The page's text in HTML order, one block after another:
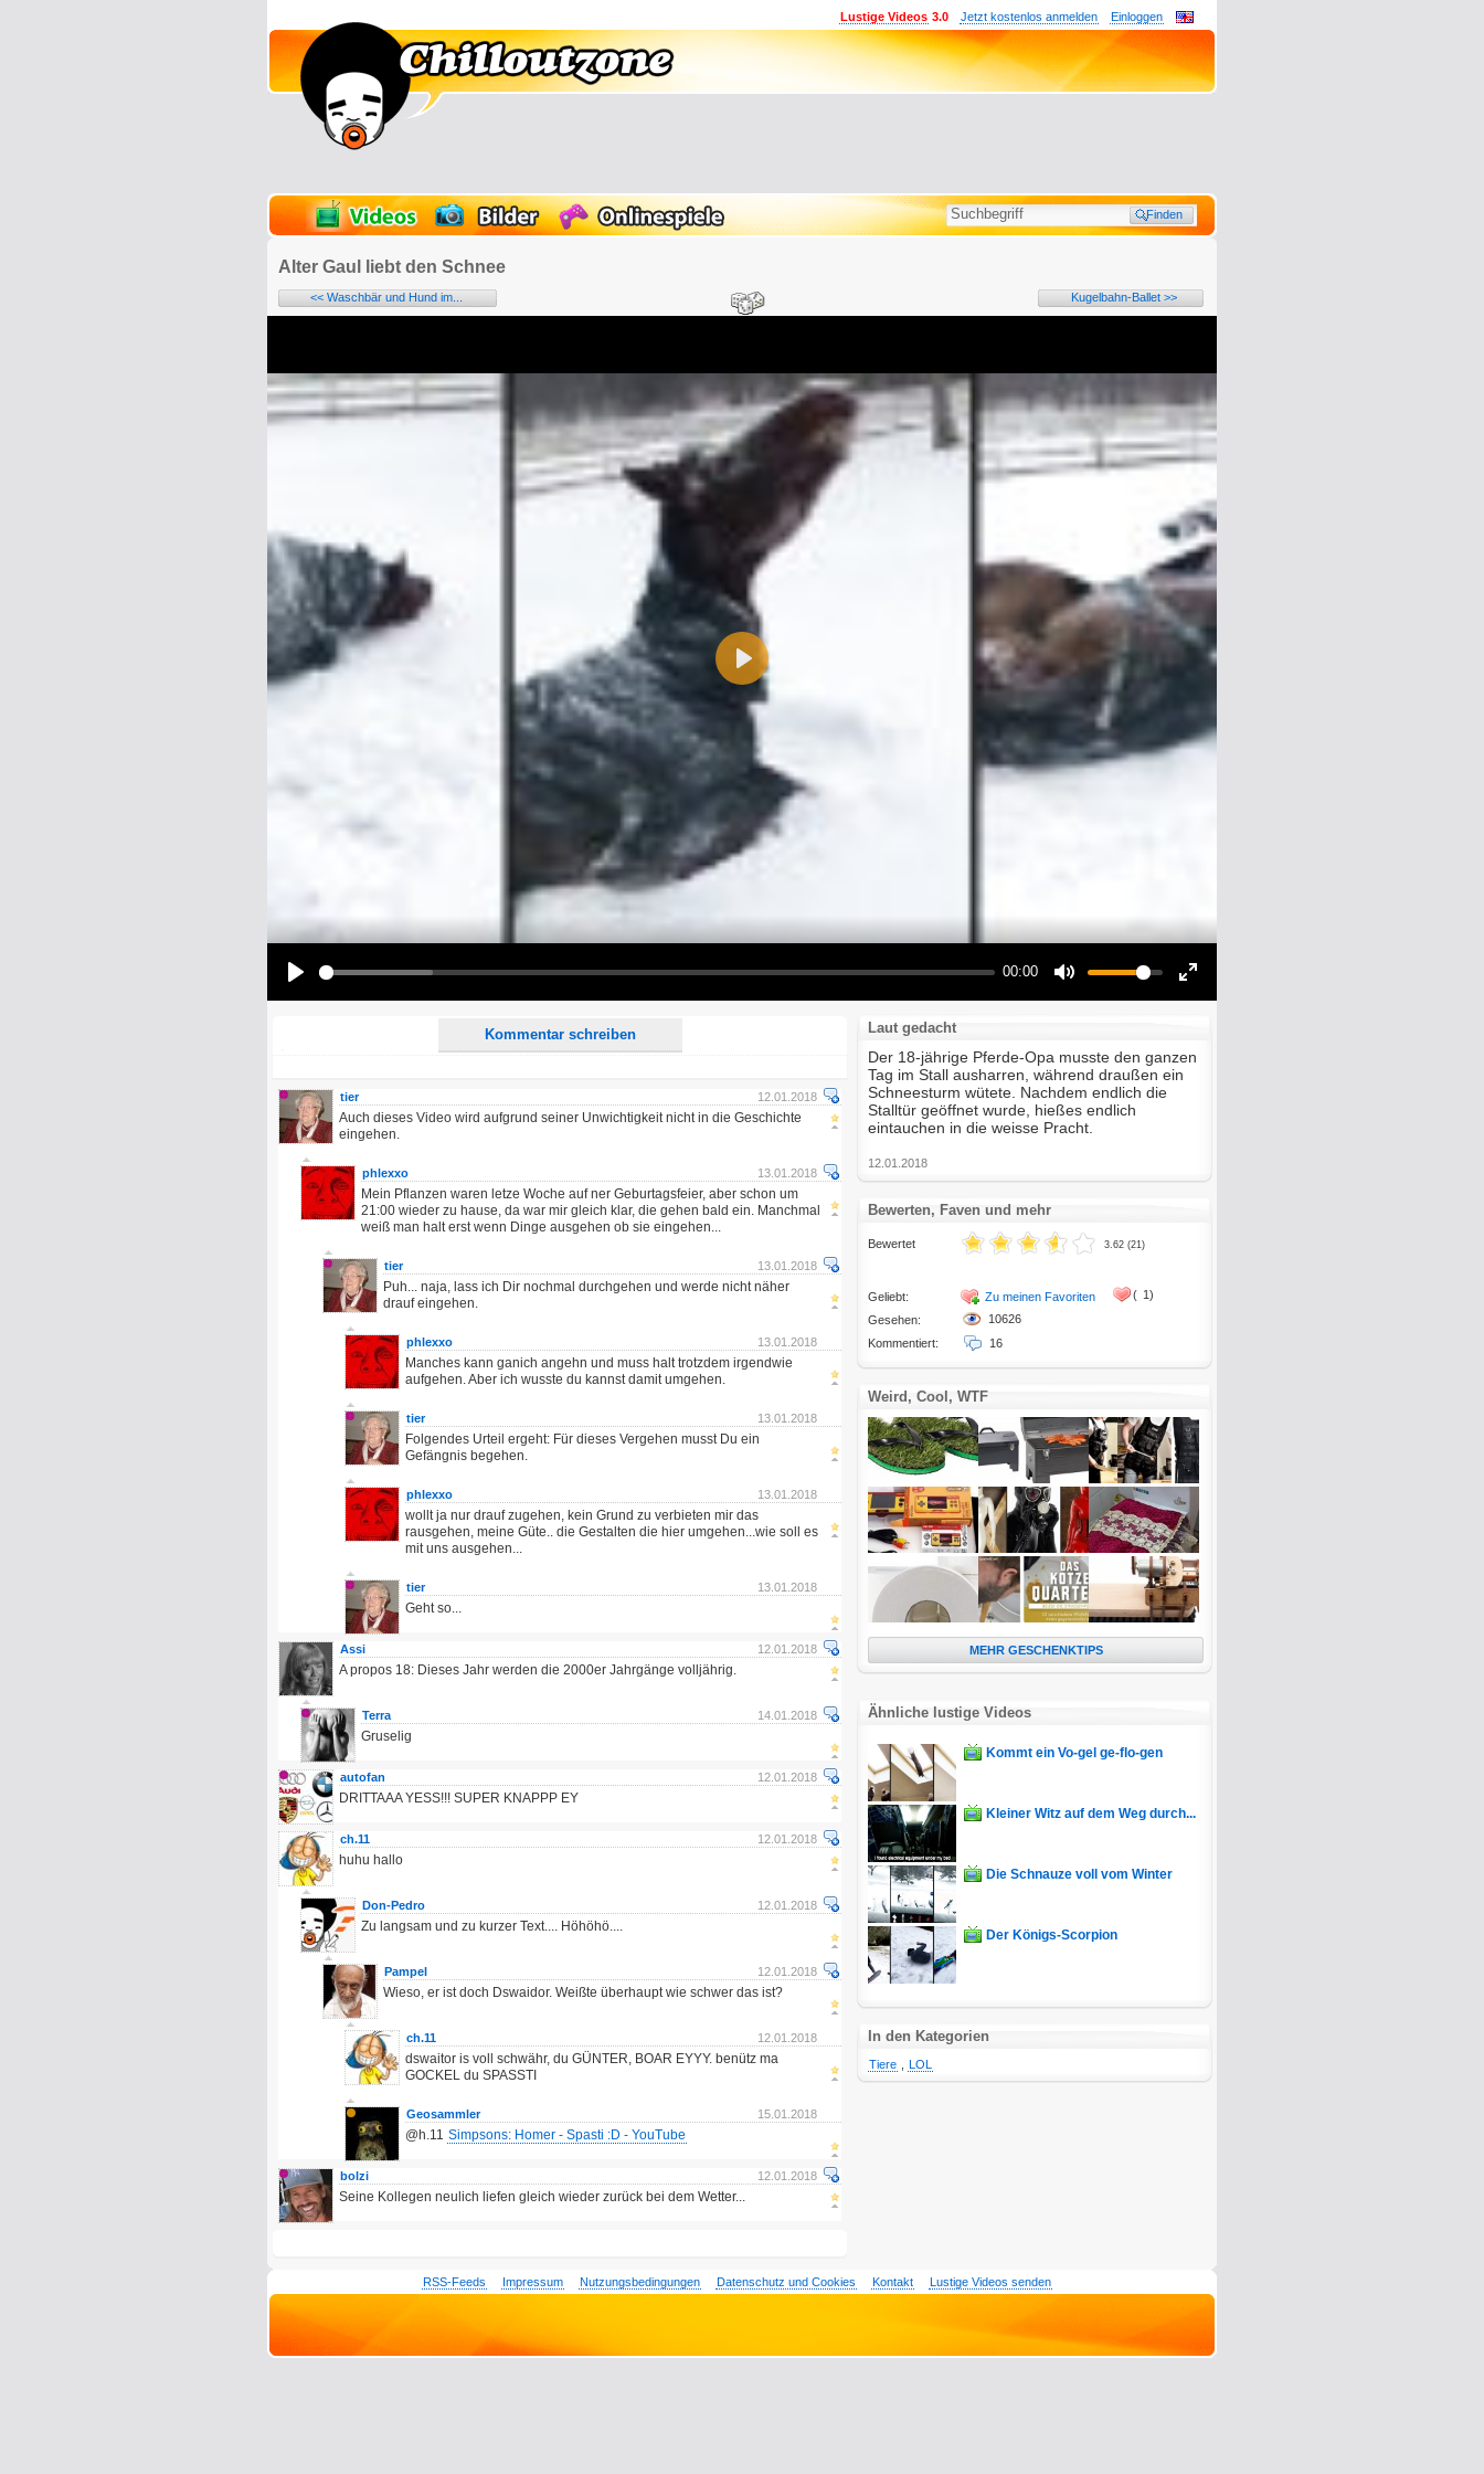
Einloggen
Jetzt kostenlos anmelden
Lustige Videos 3.0
Alter Gaul liebt den Schnee
<< Waschbär und Hund im... Kugelbahn-Ballet >>
00:00
Play
Kommentar schreiben
Alle HTML-Tags außer <br>, <strike> und <i> werden aus Deinem Kommentar entfernt.
URLs werden automatisch umgewandelt. Bitte verwende "www." oder "http://" in URLs
Ich möchte eine E-Mail, wenn auf dieser Seite weitere Kommentare erscheinen.
12.01.2018
tier
Auch dieses Video wird aufgrund seiner Unwichtigkeit nicht in die Geschichte
eingehen.
13.01.2018
phlexxo
Mein Pflanzen waren letze Woche auf ner Geburtagsfeier, aber schon um
21:00 wieder zu hause, da war mir gleich klar, die gehen bald ein. Manchmal
weiß man halt erst wenn Dinge ausgehen ob sie eingehen...
13.01.2018
tier
Puh... naja, lass ich Dir nochmal durchgehen und werde nicht näher
drauf eingehen.
13.01.2018
phlexxo
Manches kann ganich angehn und muss halt trotzdem irgendwie
aufgehen. Aber ich wusste du kannst damit umgehen.
13.01.2018
tier
Folgendes Urteil ergeht: Für dieses Vergehen musst Du ein
Gefängnis begehen.
13.01.2018
phlexxo
wollt ja nur drauf zugehen, kein Grund zu verbieten mir das
rausgehen, meine Güte.. die Gestalten die hier umgehen...wie soll es
mit uns ausgehen...
13.01.2018
tier
Geht so...
12.01.2018
Assi
A propos 18: Dieses Jahr werden die 2000er Jahrgänge volljährig.
14.01.2018
Terra
Gruselig
12.01.2018
autofan
DRITTAAA YESS!!! SUPER KNAPPP EY
12.01.2018
ch.11
huhu hallo
12.01.2018
Don-Pedro
Zu langsam und zu kurzer Text.... Höhöhö....
12.01.2018
Pampel
Wieso, er ist doch Dswaidor. Weißte überhaupt wie schwer das ist?
12.01.2018
ch.11
dswaitor is voll schwähr, du GÜNTER, BOAR EYYY. benütz ma
GOCKEL du SPASSTI
15.01.2018
Geosammler
@h.11 Simpsons: Homer - Spasti :D - YouTube
12.01.2018
bolzi
Seine Kollegen neulich liefen gleich wieder zurück bei dem Wetter...
Laut gedacht
Der 18-jährige Pferde-Opa musste den ganzen
Tag im Stall ausharren, während draußen ein
Schneesturm wütete. Nachdem endlich die
Stalltür geöffnet wurde, hießes endlich
eintauchen in die weisse Pracht.
12.01.2018
Bewerten, Faven und mehr
Bewertet
Geliebt:
Gesehen:
Kommentiert:
3.62 (21)
Zu meinen Favoriten
10626
16
( 1)
Weird, Cool, WTF
MEHR GESCHENKTIPS
Ähnliche lustige Videos
Kommt ein Vo-gel ge-flo-gen
Kleiner Witz auf dem Weg durch...
Die Schnauze voll vom Winter
Der Königs-Scorpion
In den Kategorien
Tiere LOL
RSS-Feeds Impressum Nutzungsbedingungen Datenschutz und Cookies Kontakt Lustige Videos senden